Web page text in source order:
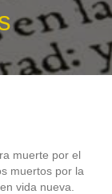
muerte por el
muertos por la
vida nueva.